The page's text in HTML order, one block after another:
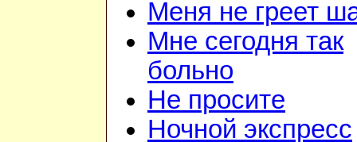
Меня не греет
Мне сегодня так
больно
Не просите
Ночной экспресс